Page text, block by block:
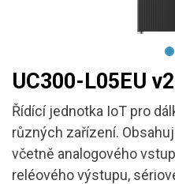
UC300-L05EU v2
Řídící jednotka IoT pro
různých zařízení.
včetně analogového
reléového výstupu,